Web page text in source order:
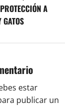
A
GATOS
estar
publicar un